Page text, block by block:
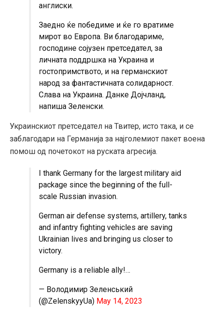
англиски.
Заедно ќе победиме и ќе го вратиме
мирот во Европа. Ви благодариме,
господине сојузен претседател, за
личната поддршка на Украина и
гостопримството, и на германскиот
народ за фантастичната солидарност.
Слава на Украина. Данке Дојчланд,
напиша Зеленски.
Украинскиот претседател на Твитер, исто така, и се
заблагодари на Германија за најголемиот пакет воена
помош од почетокот на руската агресија.
I thank Germany for the largest military aid
package since the beginning of the full-
scale Russian invasion.
German air defense systems, artillery, tanks
and infantry fighting vehicles are saving
Ukrainian lives and bringing us closer to
victory.
Germany is a reliable ally!…
— Володимир Зеленський
(@ZelenskyyUa) May 14, 2023